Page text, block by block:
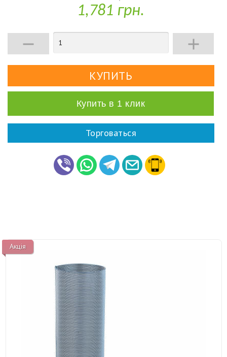
1,781 грн.
 
Купить в 1 клик
Торговаться
Акція